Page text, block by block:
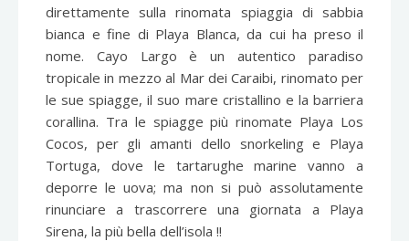
direttamente sulla rinomata spiaggia di sabbia
bianca e fine di Playa Blanca, da cui ha preso il
nome. Cayo Largo è un autentico paradiso
tropicale in mezzo al Mar dei Caraibi, rinomato per
le sue spiagge, il suo mare cristallino e la barriera
corallina. Tra le spiagge più rinomate Playa Los
Cocos, per gli amanti dello snorkeling e Playa
Tortuga, dove le tartarughe marine vanno a
deporre le uova; ma non si può assolutamente
rinunciare a trascorrere una giornata a Playa
Sirena, la più bella dell’isola !!